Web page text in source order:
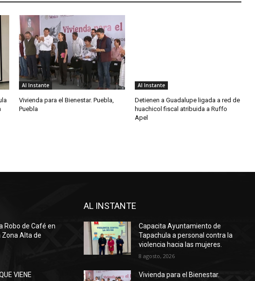
Al Instante
Vivienda para el Bienestar. Puebla,
Puebla
Al Instante
Detienen a Guadalupe ligada a red de
huachicol fiscal atribuida a Ruffo
Apel
Robo de Café en
Zona Alta de
VIENE
AL INSTANTE
Capacita Ayuntamiento de
Tapachula a personal contra la
violencia hacia las mujeres.
8 agosto, 2026
Vivienda para el Bienestar.